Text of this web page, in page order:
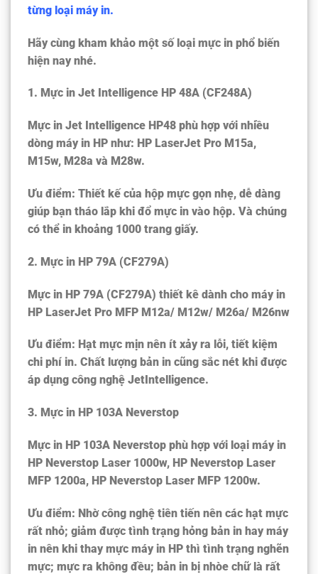
từng loại máy in.
Hãy cùng kham khảo một số loại mực in phổ biến
hiện nay nhé.
1. Mực in Jet Intelligence HP 48A (CF248A)
Mực in Jet Intelligence HP48 phù hợp với nhiều
dòng máy in HP như: HP LaserJet Pro M15a,
M15w, M28a và M28w.
Ưu điểm: Thiết kế của hộp mực gọn nhẹ, dễ dàng
giúp bạn tháo lắp khi đổ mực in vào hộp. Và chúng
có thể in khoảng 1000 trang giấy.
2. Mực in HP 79A (CF279A)
Mực in HP 79A (CF279A) thiết kê dành cho máy in
HP LaserJet Pro MFP M12a/ M12w/ M26a/ M26nw
Ưu điểm: Hạt mực mịn nên ít xảy ra lỗi, tiết kiệm
chi phí in. Chất lượng bản in cũng sắc nét khi được
áp dụng công nghệ JetIntelligence.
3. Mực in HP 103A Neverstop
Mực in HP 103A Neverstop phù hợp với loại máy in
HP Neverstop Laser 1000w, HP Neverstop Laser
MFP 1200a, HP Neverstop Laser MFP 1200w.
Ưu điểm: Nhờ công nghệ tiên tiến nên các hạt mực
rất nhỏ; giảm được tình trạng hỏng bản in hay máy
in nên khi thay mực máy in HP thì tình trạng nghẽn
mực; mực ra không đều; bản in bị nhòe chữ là rất